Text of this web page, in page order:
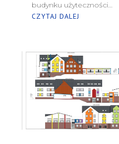
budynku użyteczności...
CZYTAJ DALEJ